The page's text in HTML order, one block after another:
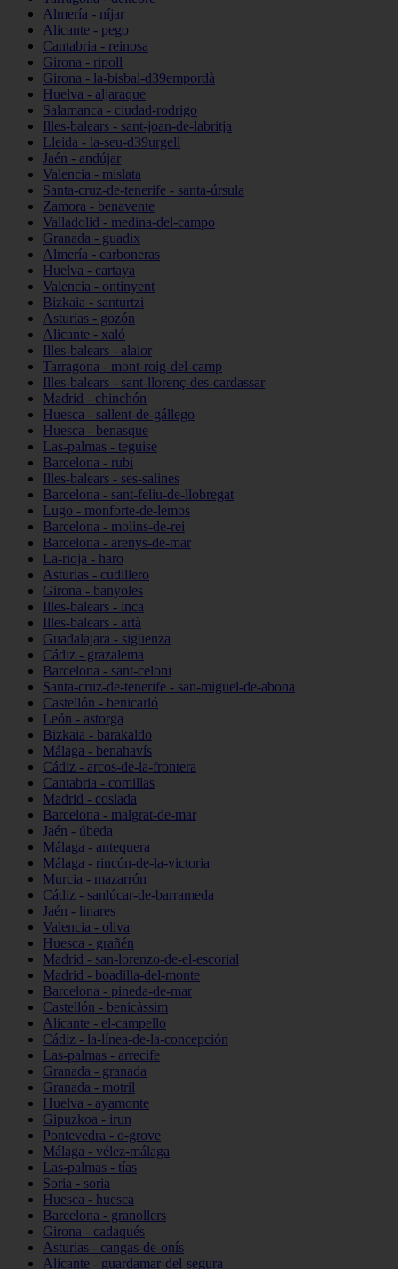
Almería - níjar
Alicante - pego
Cantabria - reinosa
Girona - ripoll
Girona - la-bisbal-d39empordà
Huelva - aljaraque
Salamanca - ciudad-rodrigo
Illes-balears - sant-joan-de-labritja
Lleida - la-seu-d39urgell
Jaén - andújar
Valencia - mislata
Santa-cruz-de-tenerife - santa-úrsula
Zamora - benavente
Valladolid - medina-del-campo
Granada - guadix
Almería - carboneras
Huelva - cartaya
Valencia - ontinyent
Bizkaia - santurtzi
Asturias - gozón
Alicante - xaló
Illes-balears - alaior
Tarragona - mont-roig-del-camp
Illes-balears - sant-llorenç-des-cardassar
Madrid - chinchón
Huesca - sallent-de-gállego
Huesca - benasque
Las-palmas - teguise
Barcelona - rubí
Illes-balears - ses-salines
Barcelona - sant-feliu-de-llobregat
Lugo - monforte-de-lemos
Barcelona - molins-de-rei
Barcelona - arenys-de-mar
La-rioja - haro
Asturias - cudillero
Girona - banyoles
Illes-balears - inca
Illes-balears - artà
Guadalajara - sigüenza
Cádiz - grazalema
Barcelona - sant-celoni
Santa-cruz-de-tenerife - san-miguel-de-abona
Castellón - benicarló
León - astorga
Bizkaia - barakaldo
Málaga - benahavís
Cádiz - arcos-de-la-frontera
Cantabria - comillas
Madrid - coslada
Barcelona - malgrat-de-mar
Jaén - úbeda
Málaga - antequera
Málaga - rincón-de-la-victoria
Murcia - mazarrón
Cádiz - sanlúcar-de-barrameda
Jaén - linares
Valencia - oliva
Huesca - grañén
Madrid - san-lorenzo-de-el-escorial
Madrid - boadilla-del-monte
Barcelona - pineda-de-mar
Castellón - benicàssim
Alicante - el-campello
Cádiz - la-línea-de-la-concepción
Las-palmas - arrecife
Granada - granada
Granada - motril
Huelva - ayamonte
Gipuzkoa - irun
Pontevedra - o-grove
Málaga - vélez-málaga
Las-palmas - tías
Soria - soria
Huesca - huesca
Barcelona - granollers
Girona - cadaqués
Asturias - cangas-de-onís
Alicante - guardamar-del-segura